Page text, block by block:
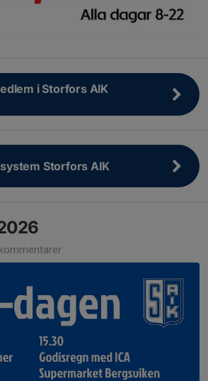
i Storfors AIK
Storfors AIK